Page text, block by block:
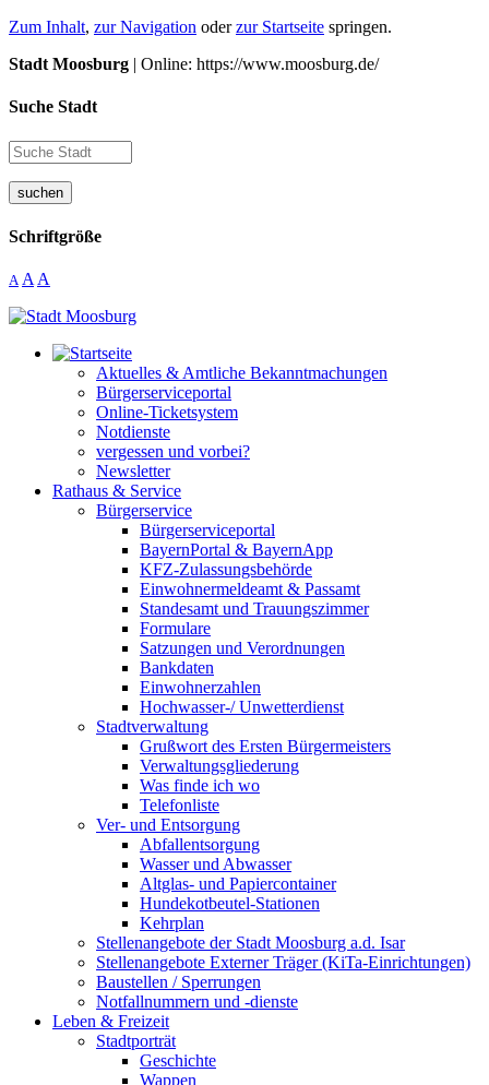
Zum Inhalt, zur Navigation oderzur Startseite springen.
Stadt Moosburg | Online: https://www.moosburg.de/
Suche Stadt
suchen
Schriftgröße
A A A
Aktuelles & Amtliche Bekanntmachungen
Bürgerserviceportal
Online-Ticketsystem
Notdienste
vergessen und vorbei?
Newsletter
Rathaus & Service
Bürgerservice
Bürgerserviceportal
BayernPortal & BayernApp
KFZ-Zulassungsbehörde
Einwohnermeldeamt & Passamt
Standesamt und Trauungszimmer
Formulare
Satzungen und Verordnungen
Bankdaten
Einwohnerzahlen
Hochwasser-/ Unwetterdienst
Stadtverwaltung
Grußwort des Ersten Bürgermeisters
Verwaltungsgliederung
Was finde ich wo
Telefonliste
Ver- und Entsorgung
Abfallentsorgung
Wasser und Abwasser
Altglas- und Papiercontainer
Hundekotbeutel-Stationen
Kehrplan
Stellenangebote der Stadt Moosburg a.d. Isar
Stellenangebote Externer Träger (KiTa-Einrichtungen)
Baustellen / Sperrungen
Notfallnummern und -dienste
Leben & Freizeit
Stadtporträt
Geschichte
Wappen